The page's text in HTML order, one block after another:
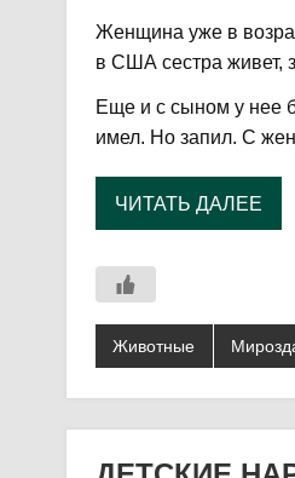
Женщина уже в
в США сестра живет,
Еще и с сыном у нее
имел. Но запил. С
ЧИТАТЬ ДАЛЕЕ
Животные